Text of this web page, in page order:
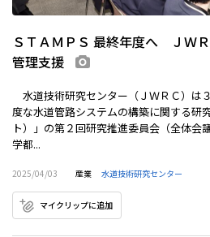
ＳＴＡＭＰＳ 最終年度へ ＪＷ
管理支援
水道技術研究センター（ＪＷＲＣ）は
度な水道管路システムの構築に関する研
ト）」の第２回研究推進委員会（全体会
学都...
2025/04/03 産業 水道技術研究センター
マイクリップに追加